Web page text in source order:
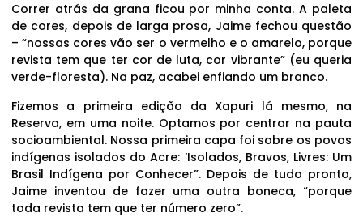
Correr atrás da grana ficou por minha conta. A paleta
de cores, depois de larga prosa, Jaime fechou questão
– “nossas cores vão ser o vermelho e o amarelo, porque
revista tem que ter cor de luta, cor vibrante” (eu queria
verde-floresta). Na paz, acabei enfiando um branco.
Fizemos a primeira edição da Xapuri lá mesmo, na
Reserva, em uma noite. Optamos por centrar na pauta
socioambiental. Nossa primeira capa foi sobre os povos
indígenas isolados do Acre: ‘Isolados, Bravos, Livres: Um
Brasil Indígena por Conhecer”. Depois de tudo pronto,
Jaime inventou de fazer uma outra boneca, “porque
toda revista tem que ter número zero”.